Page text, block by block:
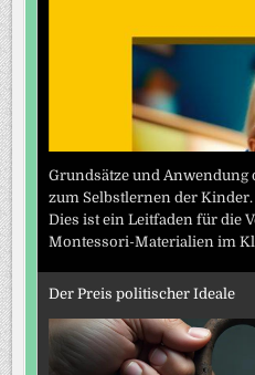
Grundsätze und
zum Selbstlernen der
Dies ist ein Leitfaden für die
Montessori-Materialien im
Der Preis politischer Ideale